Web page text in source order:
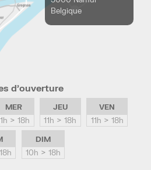
Belgique
d’ouverture
MER
> 18h
JEU
11h > 18h
VEN
11h > 18h
DIM
10h > 18h